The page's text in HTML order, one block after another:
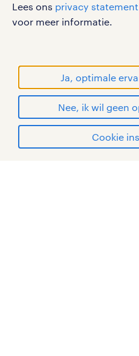
Lees ons privacy statement
voor meer informatie.
Ja, optimale
Nee, ik wil geen
Cookie
handelsmerken van
© Randstad 2026